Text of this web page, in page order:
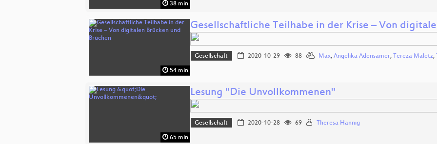
38 min
54 min
Gesellschaftliche Teilhabe in der Krise – Von
Gesellschaft 2020-10-29 88 Max, Angelika Adensamer, Tereza Maletz,
65 min
Lesung "Die Unvollkommenen"
Gesellschaft 2020-10-28 69 Theresa Hannig